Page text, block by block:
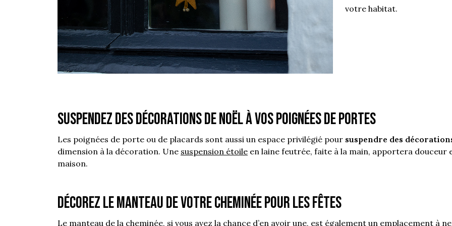
votre habitat.
Suspendez des décorations de Noël à vos poignées de portes
Les poignées de porte ou de placards sont aussi un espace privilégié pour suspendre des
dimension à la décoration. Une suspension étoile en laine feutrée, faite à la main, apportera douceur
maison.
Décorez le manteau de votre cheminée pour les fêtes
Le manteau de la cheminée, si vous avez la chance d’en avoir une, est également un emplacement à